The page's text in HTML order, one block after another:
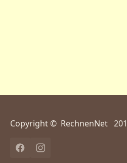
Copyright © RechnenNet
FacebookInstagram